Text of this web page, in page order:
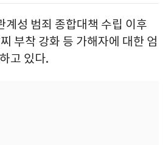
계성 범죄 종합대책 수립 이후
부착 강화 등 가해자에 대한 엄
고 있다.